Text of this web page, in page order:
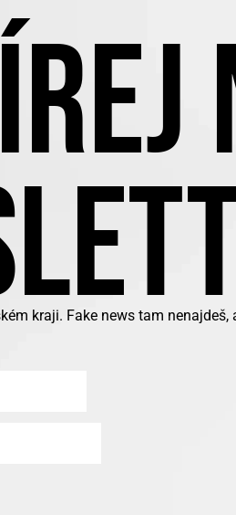
kraji. Fake news tam nenajdeš,